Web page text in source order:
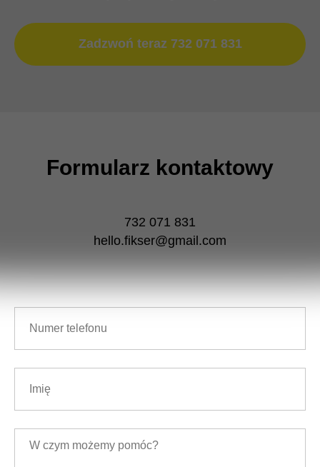
Zadzwoń teraz 732 071 831
Formularz kontaktowy
732 071 831
hello.fikser@gmail.com